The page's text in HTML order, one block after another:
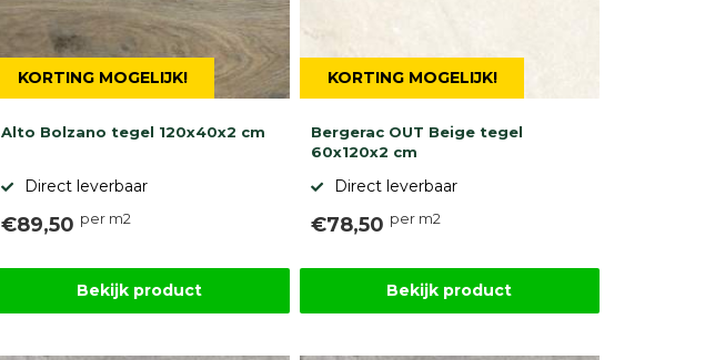
KORTING MOGELIJK!
Alto Bolzano tegel 120x40x2 cm
Direct leverbaar
€89,50 per m2
Bekijk product
KORTING MOGELIJK!
Bergerac OUT Beige tegel
60x120x2 cm
Direct leverbaar
€78,50 per m2
Bekijk product